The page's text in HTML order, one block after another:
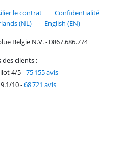
le contrat
Confidentialité
(NL)
English (EN)
België N.V. - 0867.686.774
des clients :
4/5-75 155 avis
10-68 721 avis